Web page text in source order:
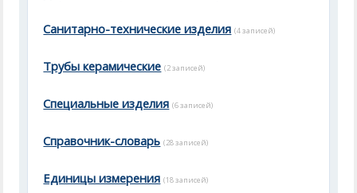
Санитарно-технические изделия (4 записей)
Трубы керамические (2 записей)
Специальные изделия (6 записей)
Справочник-словарь (28 записей)
Единицы измерения (18 записей)